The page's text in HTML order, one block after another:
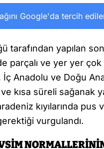
Google'da tercih
tarafından yapılan
parçalı ve yer yer
İç Anadolu ve Doğu
kısa süreli sağanak
kıyılarında pus
vurgulandı.